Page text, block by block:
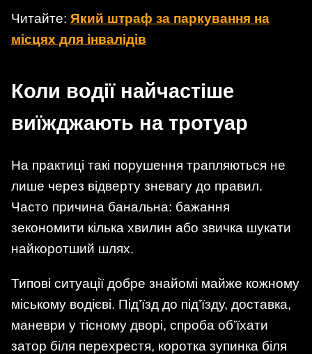
Читайте: Який штраф за паркування на
місцях для інвалідів
Коли водії найчастіше
виїжджають на тротуар
На практиці такі порушення трапляються не
лише через відверту зневагу до правил.
Часто причина банальна: бажання
зекономити кілька хвилин або звичка шукати
найкоротший шлях.
Типові ситуації добре знайомі майже кожному
міському водієві. Під’їзд до під’їзду, доставка,
маневри у тісному дворі, спроба об’їхати
затор біля перехрестя, коротка зупинка біля